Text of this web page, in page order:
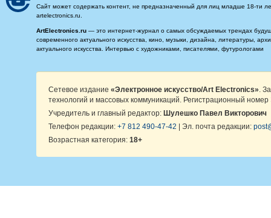
Сайт может содержать контент, не предназначенный для лиц младше 18-ти
artelectronics.ru.
ArtElectronics.ru — это интернет-журнал о самых обсуждаемых трендах
современного актуального искусства, кино, музыки, дизайна, литературы,
актуального искусства. Интервью с художниками, писателями, футурологами
Сетевое издание «Электронное искусство/Art Electronics» .
технологий и массовых коммуникаций. Регистрационный
Учредитель и главный редактор: Шулешко Павел Викторович
Телефон редакции: +7 812 490-47-42 | Эл. почта редакции:
Возрастная категория: 18+